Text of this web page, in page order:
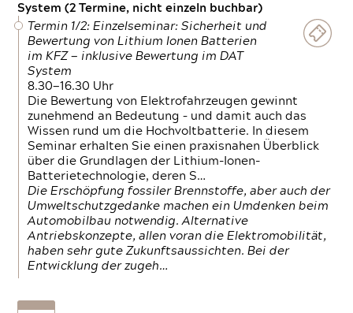
System (2 Termine, nicht einzeln buchbar)
Termin 1/2: Einzelseminar: Sicherheit und
Bewertung von Lithium Ionen Batterien
im KFZ — inklusive Bewertung im DAT
System
8.30—16.30 Uhr
Die Bewertung von Elektrofahrzeugen gewinnt
zunehmend an Bedeutung – und damit auch das
Wissen rund um die Hochvoltbatterie. In diesem
Seminar erhalten Sie einen praxisnahen Überblick
über die Grundlagen der Lithium-Ionen-
Batterietechnologie, deren S…
Die Erschöpfung fossiler Brennstoffe, aber auch der
Umweltschutzgedanke machen ein Umdenken beim
Automobilbau notwendig. Alternative
Antriebskonzepte, allen voran die Elektromobilität,
haben sehr gute Zukunftsaussichten. Bei der
Entwicklung der zugeh…